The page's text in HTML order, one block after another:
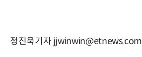
정진욱기자 jjwinwin@etnews.com